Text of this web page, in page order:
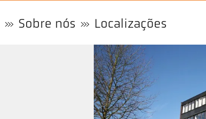
Sobre nós Localizações